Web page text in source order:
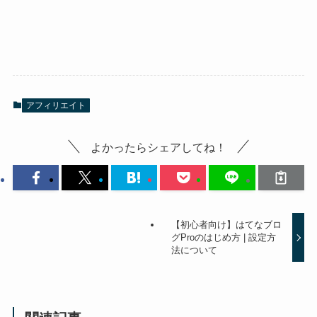
アフィリエイト
よかったらシェアしてね！
【初心者向け】はてなブロ
グProのはじめ方 | 設定方
法について